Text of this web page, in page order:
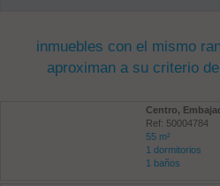
inmuebles con el mismo
aproximan a su criterio
Centro,
Ref: 50004784
55 m²
1 dormitorios
1 baños